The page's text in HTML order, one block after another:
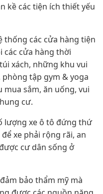
kề các tiện ích thiết yếu
thống các cửa hàng tiện
các cửa hàng thời
xách, những khu vui
tập gym & yoga
sắm, ăn uống, vui
cư.
lượng xe ô tô đứng thứ
xe phải rộng rãi, an
cư dân sống ở
bảo thẩm mỹ mà